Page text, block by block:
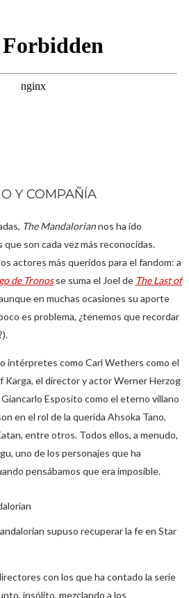
Y COMPAÑÍA
The Mandaloriannos ha ido
son cada vez más reconocidas.
actores más queridos para el fandom: a
de Tronosse suma el Joel de The Last of
en muchas ocasiones su aporte
es problema, ¿tenemos que recordar
intérpretes como Carl Wethers como el
el director y actor Werner Herzog
Esposito como el eterno villano
en el rol de la querida Ahsoka Tano,
entre otros. Todos ellos, a menudo,
uno de los personajes que ha
pensábamos que era imposible.
supuso recuperar la fe en Star
con los que ha contado la serie
insólito, mezclando a los